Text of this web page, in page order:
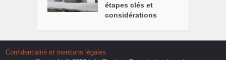
étapes clés et
considérations
Confidentialité et mentions légales